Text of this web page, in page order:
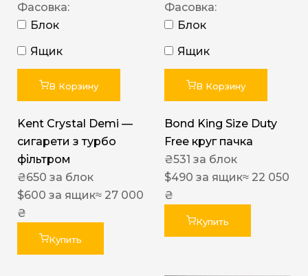
Фасовка:
Блок
Ящик
В Корзину
Kent Crystal Demi —
сигарети з турбо
фільтром
₴650 за блок
$600 за ящик≈ 27 000
₴
Купить
Фасовка:
Блок
Ящик
В Корзину
Bond King Size Duty
Free круг пачка
₴531 за блок
$490 за ящик≈ 22 050
₴
Купить